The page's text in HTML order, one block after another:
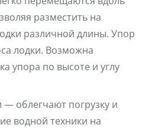
разместить на
различной длины. Упор
лодки. Возможна
упора по высоте и углу
облегчают погрузку и
водной техники на